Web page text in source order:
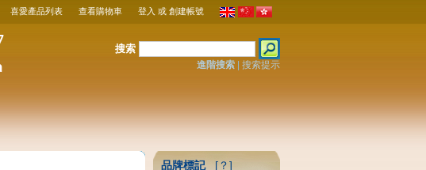
喜愛產品列表 查看購物車 登入 或 創建帳號
搜索
進階搜索| 搜索提示
品牌標記 [？]